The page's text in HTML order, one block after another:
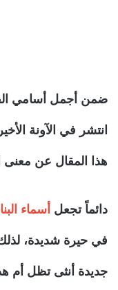
ضمن أجمل أسامي
انتشر في الآونة
هذا المقال عن معنى
دائماً تجعل أسماء
في حيرة شديدة،
جديدة أنثى تظل أم